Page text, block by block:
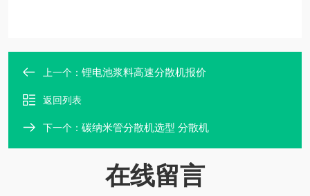
上一个： 锂电池浆料高速分散机报价
返回列表
下一个： 碳纳米管分散机选型 分散机
在线留言